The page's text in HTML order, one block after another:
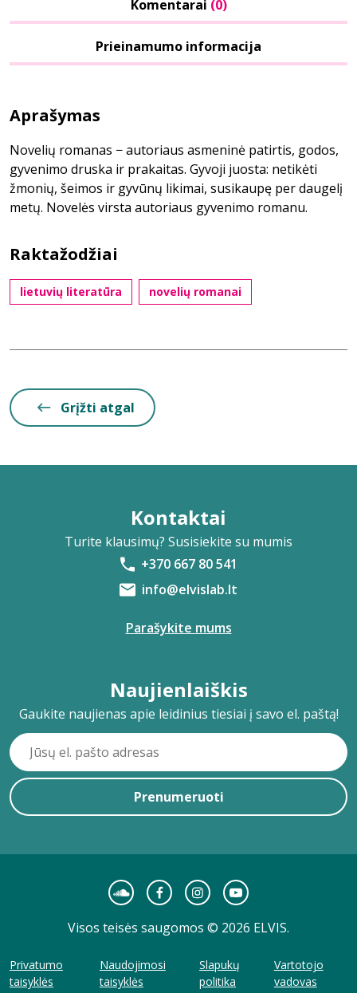
Komentarai (0)
Prieinamumo informacija
Aprašymas
Novelių romanas − autoriaus asmeninė patirtis, godos,
gyvenimo druska ir prakaitas. Gyvoji juosta: netikėti
žmonių, šeimos ir gyvūnų likimai, susikaupę per daugelį
metų. Novelės virsta autoriaus gyvenimo romanu.
Raktažodžiai
lietuvių literatūra novelių romanai
Grįžti atgal
Kontaktai
Turite klausimų? Susisiekite su mumis
+370 667 80 541
info@elvislab.lt
Parašykite mums
Naujienlaiškis
Gaukite naujienas apie leidinius tiesiai į savo el. paštą!
Prenumeruoti
Visos teisės saugomos © 2026 ELVIS.
Privatumo
taisyklės
Naudojimosi
taisyklės
Slapukų
politika
Vartotojo
vadovas